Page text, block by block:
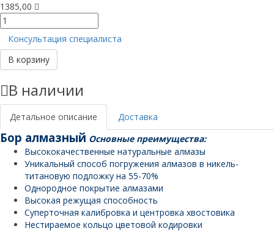
1385,00
Количество
товара
885G
012
FG
313
Бор
алмазный
(5
шт)
Консультация специалиста
В корзину
В наличии
Детальное описание Доставка
Бор алмазный Основные преимущества:
Высококачественные натуральные алмазы
Уникальный способ погружения алмазов в никель-
титановую подложку на 55-70%
Однородное покрытие алмазами
Высокая режущая способность
Суперточная калибровка и центровка хвостовика
Нестираемое кольцо цветовой кодировки